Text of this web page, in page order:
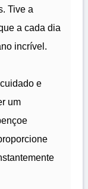
Tive a
a cada dia
incrível.
e
um